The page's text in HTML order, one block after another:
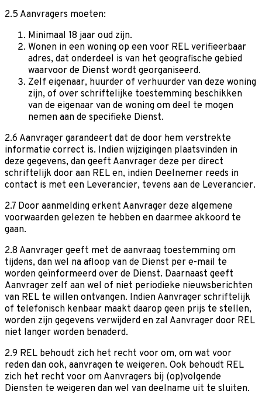
2.5 Aanvragers moeten:
Minimaal 18 jaar oud zijn.
Wonen in een woning op een voor REL verifieerbaar
adres, dat onderdeel is van het geografische gebied
waarvoor de Dienst wordt georganiseerd.
Zelf eigenaar, huurder of verhuurder van deze woning
zijn, of over schriftelijke toestemming beschikken
van de eigenaar van de woning om deel te mogen
nemen aan de specifieke Dienst.
2.6 Aanvrager garandeert dat de door hem verstrekte
informatie correct is. Indien wijzigingen plaatsvinden in
deze gegevens, dan geeft Aanvrager deze per direct
schriftelijk door aan REL en, indien Deelnemer reeds in
contact is met een Leverancier, tevens aan de Leverancier.
2.7 Door aanmelding erkent Aanvrager deze algemene
voorwaarden gelezen te hebben en daarmee akkoord te
gaan.
2.8 Aanvrager geeft met de aanvraag toestemming om
tijdens, dan wel na afloop van de Dienst per e-mail te
worden geïnformeerd over de Dienst. Daarnaast geeft
Aanvrager zelf aan wel of niet periodieke nieuwsberichten
van REL te willen ontvangen. Indien Aanvrager schriftelijk
of telefonisch kenbaar maakt daarop geen prijs te stellen,
worden zijn gegevens verwijderd en zal Aanvrager door REL
niet langer worden benaderd.
2.9 REL behoudt zich het recht voor om, om wat voor
reden dan ook, aanvragen te weigeren. Ook behoudt REL
zich het recht voor om Aanvragers bij (op)volgende
Diensten te weigeren dan wel van deelname uit te sluiten.